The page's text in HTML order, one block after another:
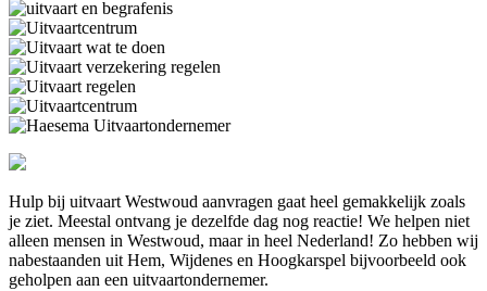
Hulp bij uitvaart Westwoud aanvragen gaat heel gemakkelijk zoals
je ziet. Meestal ontvang je dezelfde dag nog reactie! We helpen niet
alleen mensen in Westwoud, maar in heel Nederland! Zo hebben wij
nabestaanden uit Hem, Wijdenes en Hoogkarspel bijvoorbeeld ook
geholpen aan een uitvaartondernemer.